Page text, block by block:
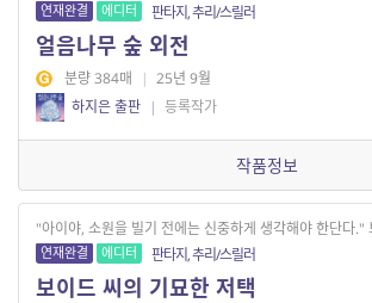
연재완결 에디터 판타지, 추리/스릴러
얼음나무 숲 외전
분량 384매 | 25년 9월
하지은 출판 | 등록작가
작품정보
"아이야, 소원을 빌기 전에는 신중하게 생각해야 한단다."
연재완결 에디터 판타지, 추리/스릴러
보이드 씨의 기묘한 저택